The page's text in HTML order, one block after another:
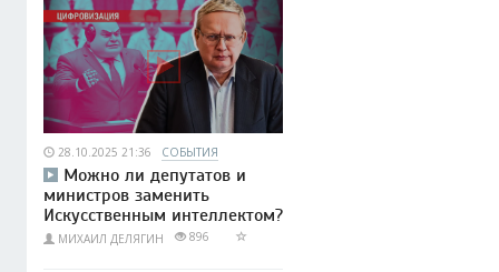
28.10.2025 21:36 СОБЫТИЯ
Можно ли депутатов и
министров заменить
Искусственным интеллектом?
МИХАИЛ ДЕЛЯГИН 896